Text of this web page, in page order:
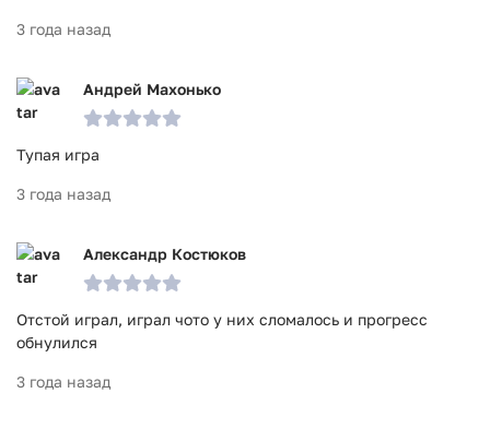
3 года назад
Андрей Махонько
Тупая игра
3 года назад
Александр Костюков
Отстой играл, играл чото у них сломалось и прогресс
обнулился
3 года назад